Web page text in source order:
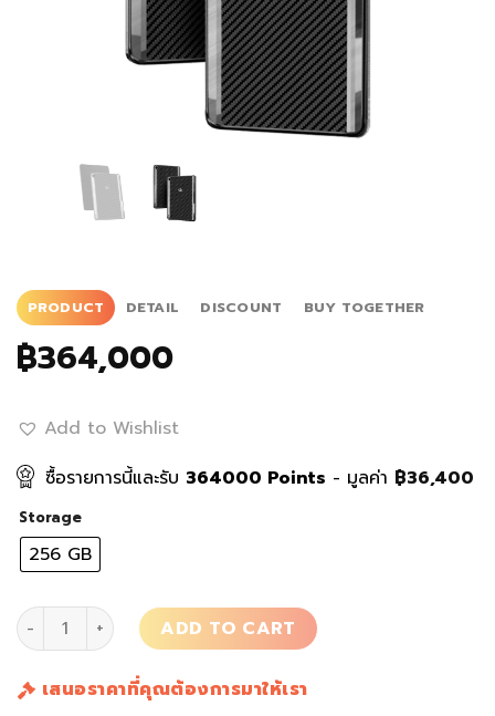
PRODUCT DETAIL DISCOUNT BUY TOGETHER
฿364,000
Add to Wishlist
ซื้อรายการนี้และรับ 364000 Points - มูลค่า ฿36,400
Storage
256 GB
แท็บเล็ต iPad Mini 6 Steel Carbon quantity
ADD TO CART
เสนอราคาที่คุณต้องการมาให้เรา